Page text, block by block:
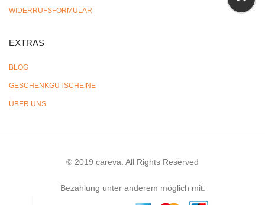
WIDERRUFSFORMULAR
EXTRAS
BLOG
GESCHENKGUTSCHEINE
ÜBER UNS
© 2019 careva. All Rights Reserved
Bezahlung unter anderem möglich mit: